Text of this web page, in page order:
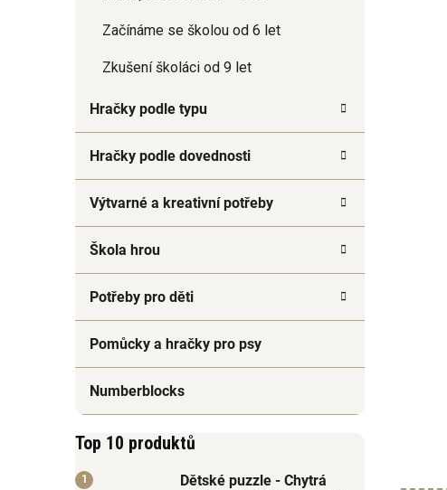
Začínáme se školou od 6 let
Zkušení školáci od 9 let
Hračky podle typu
Hračky podle dovednosti
Výtvarné a kreativní potřeby
Škola hrou
Potřeby pro děti
Pomůcky a hračky pro psy
Numberblocks
Top 10 produktů
Dětské puzzle - Chytrá